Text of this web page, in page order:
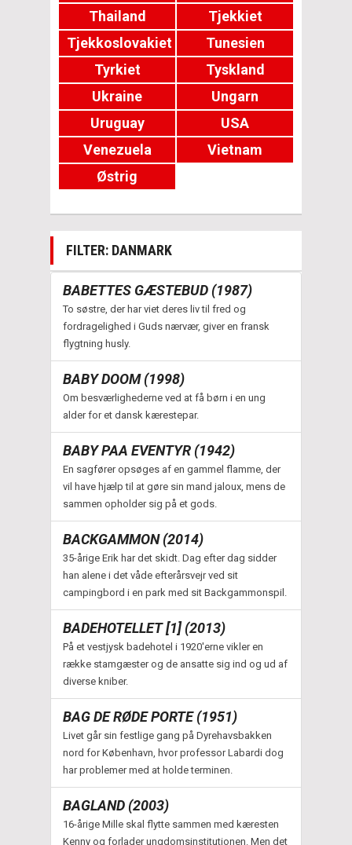
Thailand
Tjekkiet
Tjekkoslovakiet
Tunesien
Tyrkiet
Tyskland
Ukraine
Ungarn
Uruguay
USA
Venezuela
Vietnam
Østrig
FILTER: DANMARK
BABETTES GÆSTEBUD (1987)
To søstre, der har viet deres liv til fred og
fordragelighed i Guds nærvær, giver en fransk
flygtning husly.
BABY DOOM (1998)
Om besværlighederne ved at få børn i en ung
alder for et dansk kærestepar.
BABY PAA EVENTYR (1942)
En sagfører opsøges af en gammel flamme, der
vil have hjælp til at gøre sin mand jaloux, mens de
sammen opholder sig på et gods.
BACKGAMMON (2014)
35-årige Erik har det skidt. Dag efter dag sidder
han alene i det våde efterårsvejr ved sit
campingbord i en park med sit Backgammonspil.
BADEHOTELLET [1] (2013)
På et vestjysk badehotel i 1920'erne vikler en
række stamgæster og de ansatte sig ind og ud af
diverse kniber.
BAG DE RØDE PORTE (1951)
Livet går sin festlige gang på Dyrehavsbakken
nord for København, hvor professor Labardi dog
har problemer med at holde terminen.
BAGLAND (2003)
16-årige Mille skal flytte sammen med kæresten
Kenny og forlader ungdomsinstitutionen. Men det